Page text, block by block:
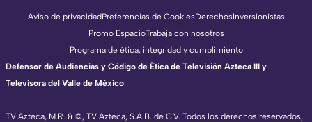
TV Azteca, M.R. & ©, TV Azteca, S.A.B. de C.V. Todos los derechos reservados,
Aviso de privacidadPreferencias de CookiesDerechosInversionistas
Promo EspacioTrabaja con nosotros
Programa de ética, integridad y cumplimiento
Defensor de Audiencias y Código de Ética de Televisión Azteca III y
Televisora del Valle de México